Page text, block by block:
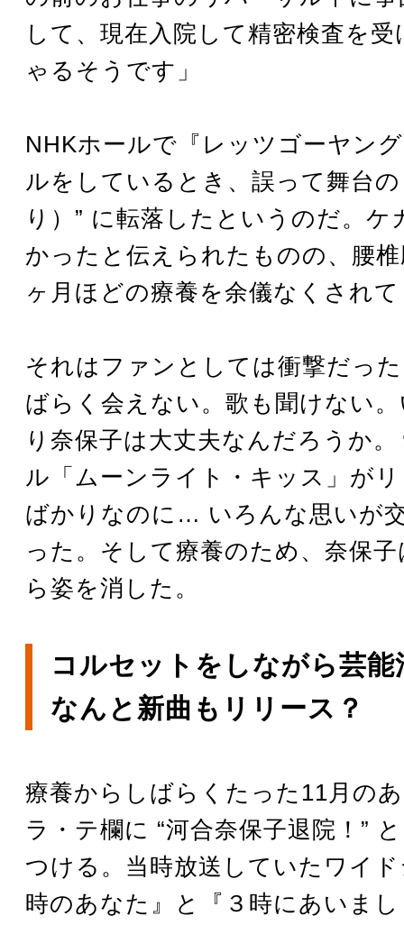
して、現在入院して精密検査を
ゃるそうです」
NHKホールで『レッツゴーヤン
ルをしているとき、誤って舞台の
り）” に転落したというのだ。ケ
かったと伝えられたものの、腰
ヶ月ほどの療養を余儀なくされ
それはファンとしては衝撃だっ
ばらく会えない。歌も聞けない
り奈保子は大丈夫なんだろうか
ル「ムーンライト・キッス」が
ばかりなのに… いろんな思いが
った。そして療養のため、奈保
ら姿を消した。
コルセットをしながら芸能
なんと新曲もリリース？
療養からしばらくたった11月の
ラ・テ欄に “河合奈保子退院！”
つける。当時放送していたワイ
時のあなた』と『３時にあいま